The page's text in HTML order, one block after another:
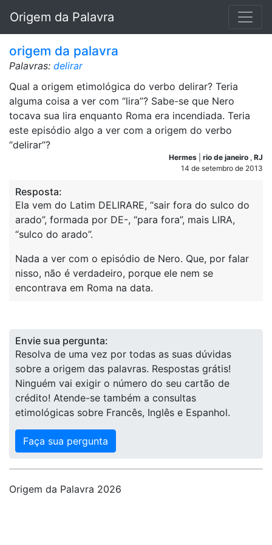
Origem da Palavra
origem da palavra
Palavras: delirar
Qual a origem etimológica do verbo delirar? Teria
alguma coisa a ver com “lira”? Sabe-se que Nero
tocava sua lira enquanto Roma era incendiada. Teria
este episódio algo a ver com a origem do verbo
“delirar”?
Hermes rio de janeiro , RJ
14 de setembro de 2013
Resposta:
Ela vem do Latim DELIRARE, “sair fora do sulco do
arado”, formada por DE-, “para fora”, mais LIRA,
“sulco do arado”.
Nada a ver com o episódio de Nero. Que, por falar
nisso, não é verdadeiro, porque ele nem se
encontrava em Roma na data.
Envie sua pergunta:
Resolva de uma vez por todas as suas dúvidas
sobre a origem das palavras. Respostas grátis!
Ninguém vai exigir o número do seu cartão de
crédito! Atende-se também a consultas
etimológicas sobre Francês, Inglês e Espanhol.
Faça sua pergunta
Origem da Palavra 2026